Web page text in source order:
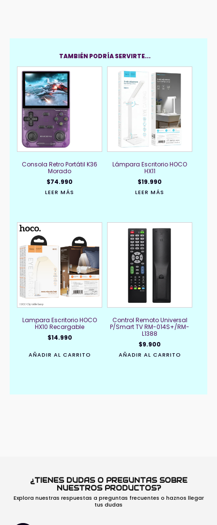
TAMBIÉN PODRÍA SERVIRTE...
Consola Retro Portátil K36
Morado
$74.990
LEER MÁS
Lámpara Escritorio HOCO
HX11
$19.990
LEER MÁS
Lampara Escritorio HOCO
HX10 Recargable
$14.990
AÑADIR AL CARRITO
Control Remoto Universal
P/Smart TV RM-014S+/RM-
L1388
$9.900
AÑADIR AL CARRITO
¿TIENES DUDAS O PREGUNTAS SOBRE
NUESTROS PRODUCTOS?
Explora nuestras respuestas a preguntas frecuentes o haznos llegar
tus dudas